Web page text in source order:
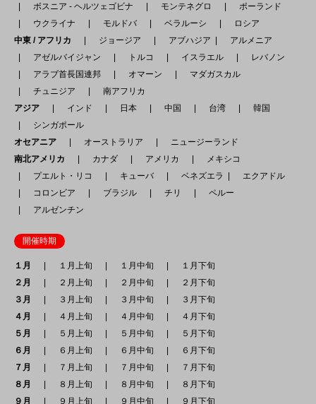
ボスニア - ヘルツェゴビナ
モンテネグロ
ポーランド
ウクライナ
モルドバ ベラルーシ
ロシア
中東 / アフリカ
ジョージア アブハジア
アルメニア
アゼルバイジャン
トルコ イスラエル
レバノン
アラブ首長国連邦
オマーン
マダガスカル
チュニジア
南アフリカ
アジア
インド 日本 中国 台湾
韓国
シンガポール
オセアニア
オーストラリア
ニュージーランド
南北アメリカ
カナダ アメリカ
メキシコ
プエルト・リコ
キューバ ベネズエラ
エクアドル
コロンビア
ブラジル チリ
ペルー
アルゼンチン
開催時期
１月 １月上旬 １月中旬
１月下旬
２月
２月上旬 ２月中旬
２月下旬
３月
３月上旬 ３月中旬
３月下旬
４月
４月上旬 ４月中旬
４月下旬
５月
５月上旬 ５月中旬
５月下旬
６月
６月上旬 ６月中旬
６月下旬
７月
７月上旬 ７月中旬
７月下旬
８月
８月上旬 ８月中旬
８月下旬
９月
９月上旬 ９月中旬 ９月下旬